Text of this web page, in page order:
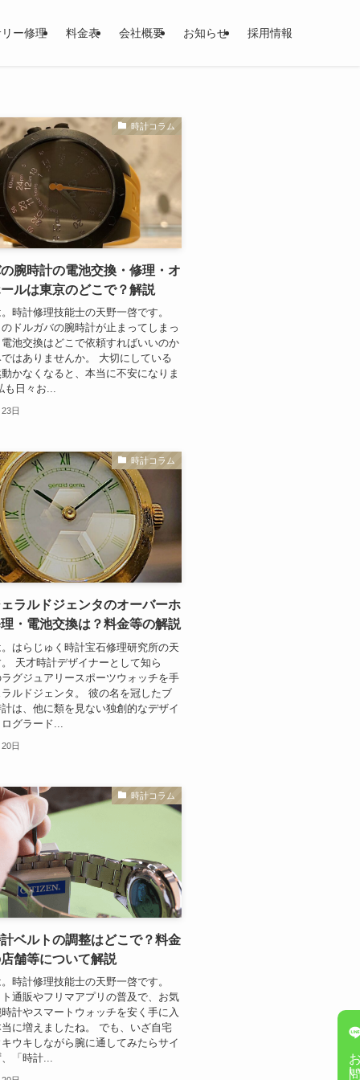
ー修理 料金表 会社概要 お知らせ 採用情報
時計コラム
腕時計の電池交換・修理・オ
ルは東京のどこで？解説
時計修理技能士の天野一啓です。
ドルガバの腕時計が止まってしまっ
池交換はどこで依頼すればいいのか
はありませんか。 大切にしている
かなくなると、本当に不安になりま
も日々お...
日
時計コラム
ラルドジェンタのオーバーホ
・電池交換は？料金等の解説
はらじゅく時計宝石修理研究所の天
天才時計デザイナーとして知ら
グジュアリースポーツウォッチを手
ルドジェンタ。 彼の名を冠したブ
は、他に類を見ない独創的なデザイ
グラード...
日
時計コラム
ベルトの調整はどこで？料金
舗等について解説
時計修理技能士の天野一啓です。
通販やフリマアプリの普及で、お気
計やスマートウォッチを安く手に入
に増えましたね。 でも、いざ自宅
ウキしながら腕に通してみたらサイ
「時計...